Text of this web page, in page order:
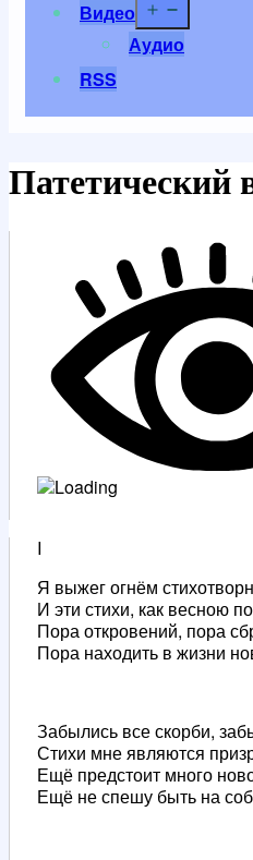
Видео
Аудио
RSS
Патетический
I
Я выжег огнём
И эти стихи, как весною
Пора откровений, пора
Пора находить в жизни
Забылись все скорби,
Стихи мне являются
Ещё предстоит много
Ещё не спешу быть на